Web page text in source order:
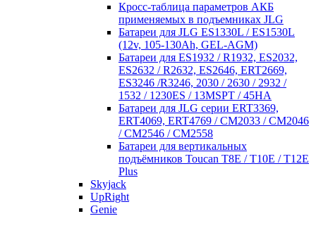
Кросc-таблица параметров АКБ
применяемых в подъемниках JLG
Батареи для JLG ES1330L / ES1530L
(12v, 105-130Ah, GEL-AGM)
Батареи для ES1932 / R1932, ES2032,
ES2632 / R2632, ES2646, ERT2669,
ES3246 /R3246, 2030 / 2630 / 2932 /
1532 / 1230ES / 13MSPT / 45HA
Батареи для JLG серии ERT3369,
ERT4069, ERT4769 / CM2033 / CM2046
/ CM2546 / CM2558
Батареи для вертикальных
подъёмников Toucan T8E / T10E / T12E
Plus
Skyjack
UpRight
Genie